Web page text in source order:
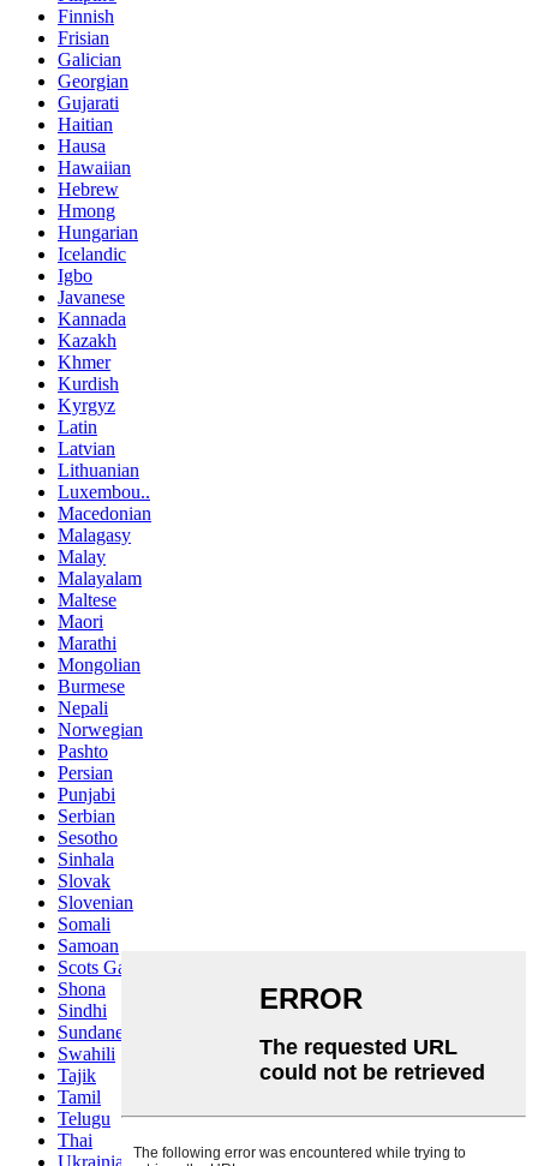
Finnish
Frisian
Galician
Georgian
Gujarati
Haitian
Hausa
Hawaiian
Hebrew
Hmong
Hungarian
Icelandic
Igbo
Javanese
Kannada
Kazakh
Khmer
Kurdish
Kyrgyz
Latin
Latvian
Lithuanian
Luxembou..
Macedonian
Malagasy
Malay
Malayalam
Maltese
Maori
Marathi
Mongolian
Burmese
Nepali
Norwegian
Pashto
Persian
Punjabi
Serbian
Sesotho
Sinhala
Slovak
Slovenian
Somali
Samoan
Scots Gaelic
Shona
Sindhi
Sundanese
Swahili
Tajik
Tamil
Telugu
Thai
Ukrainian